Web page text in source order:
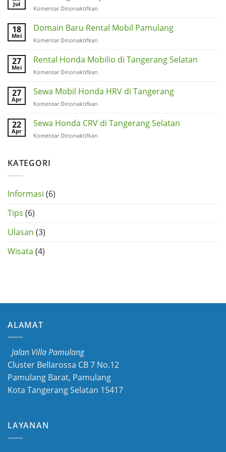
Jarak
Aman
Jul
Komentar Dinonaktifkan
Menyewa
18
Mei
Domain Baru Rental Mobil Pamulang
Komentar Dinonaktifkan
Baru
27
Mei
Rental Honda Mobilio di Tangerang Selatan
Komentar Dinonaktifkan
Honda
Selatan
27
Apr
Sewa Mobil Honda HRV di Tangerang
Komentar Dinonaktifkan
Mobil
22
Apr
Sewa Honda CRV di Tangerang Selatan
Komentar Dinonaktifkan
KATEGORI
Informasi (6)
Tips (6)
Ulasan (3)
Wisata (4)
ALAMAT
Jalan Villa Pamulang
Cluster Bellarossa CB 7 No.12
Pamulang Barat, Pamulang
Kota Tangerang Selatan 15417
LAYANAN